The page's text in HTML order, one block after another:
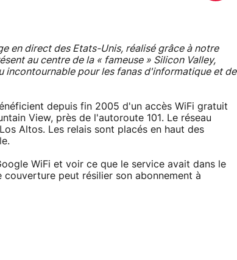
en direct des Etats-Unis, réalisé grâce à notre
au centre de la « fameuse » Silicon Valley,
incontournable pour les fanas d'informatique et de
depuis fin 2005 d'un accès WiFi gratuit
View, près de l'autoroute 101. Le réseau
Altos. Les relais sont placés en haut des
WiFi et voir ce que le service avait dans le
peut résilier son abonnement à